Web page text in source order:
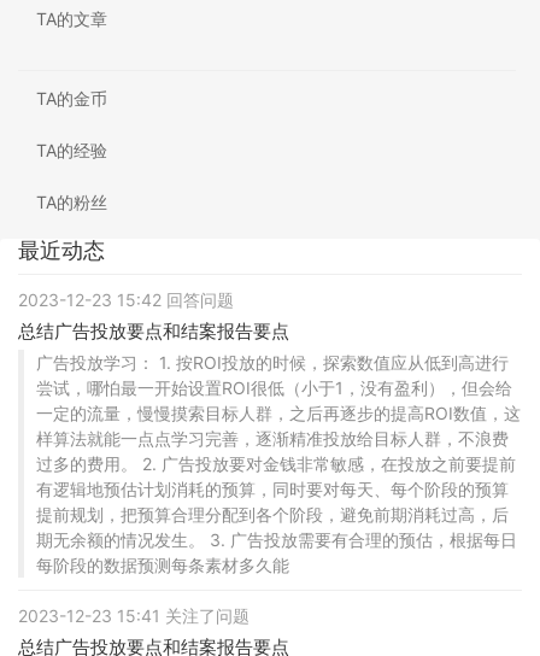
TA的文章
TA的金币
TA的经验
TA的粉丝
最近动态
2023-12-23 15:42 回答问题
总结广告投放要点和结案报告要点
广告投放学习： 1. 按ROI投放的时候，探索数值应从低到高进行
尝试，哪怕最一开始设置ROI很低（小于1，没有盈利），但会给
一定的流量，慢慢摸索目标人群，之后再逐步的提高ROI数值，这
样算法就能一点点学习完善，逐渐精准投放给目标人群，不浪费
过多的费用。 2. 广告投放要对金钱非常敏感，在投放之前要提前
有逻辑地预估计划消耗的预算，同时要对每天、每个阶段的预算
提前规划，把预算合理分配到各个阶段，避免前期消耗过高，后
期无余额的情况发生。 3. 广告投放需要有合理的预估，根据每日
每阶段的数据预测每条素材多久能
2023-12-23 15:41 关注了问题
总结广告投放要点和结案报告要点